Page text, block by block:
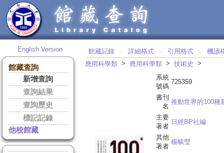
English Version
館藏查詢
新增查詢
查詢結果
查詢歷史
標記記錄
他校館藏
館藏記錄 ‧ 詳細格式 ‧ 引用格式 ‧
機讀
應用科學類 > 應用科學類 > 技術史
>
系統
號碼
725359
書刊
名
推動世界的100種
主要
著者
日經BP社編
其他
著者
楊毓瑩